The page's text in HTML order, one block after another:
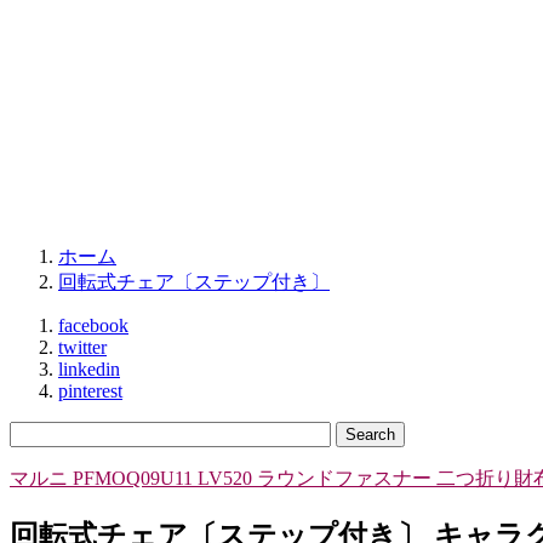
ホーム
回転式チェア〔ステップ付き〕
facebook
twitter
linkedin
pinterest
マルニ PFMOQ09U11 LV520 ラウンドファスナー 二つ折り財
回転式チェア〔ステップ付き〕 キャラ